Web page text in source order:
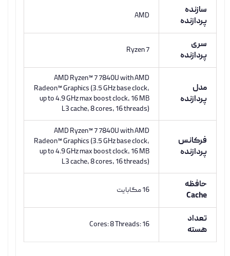
سازنده
پردازنده
AMD
سری
پردازنده
Ryzen 7
مدل
پردازنده
AMD Ryzen™ 7 7840U with AMD
Radeon™ Graphics (3.5 GHz base clock,
up to 4.9 GHz max boost clock, 16 MB
L3 cache, 8 cores, 16 threads)
فرکانس
پردازنده
AMD Ryzen™ 7 7840U with AMD
Radeon™ Graphics (3.5 GHz base clock,
up to 4.9 GHz max boost clock, 16 MB
L3 cache, 8 cores, 16 threads)
حافظه
Cache
16 مگابایت
تعداد
هسته
Cores: 8 Threads: 16